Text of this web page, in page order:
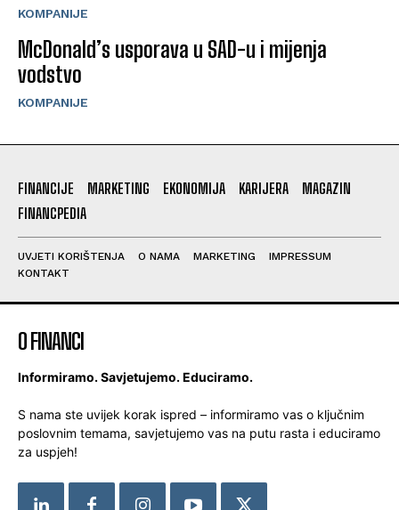
KOMPANIJE
McDonald’s usporava u SAD-u i mijenja
vodstvo
KOMPANIJE
FINANCIJE MARKETING EKONOMIJA KARIJERA
MAGAZIN
FINANCPEDIA
UVJETI KORIŠTENJA O NAMA MARKETING
IMPRESSUM
KONTAKT
O FINANCI
Informiramo. Savjetujemo. Educiramo.
S nama ste uvijek korak ispred – informiramo vas o ključnim
poslovnim temama, savjetujemo vas na putu rasta i educiramo
za uspjeh!